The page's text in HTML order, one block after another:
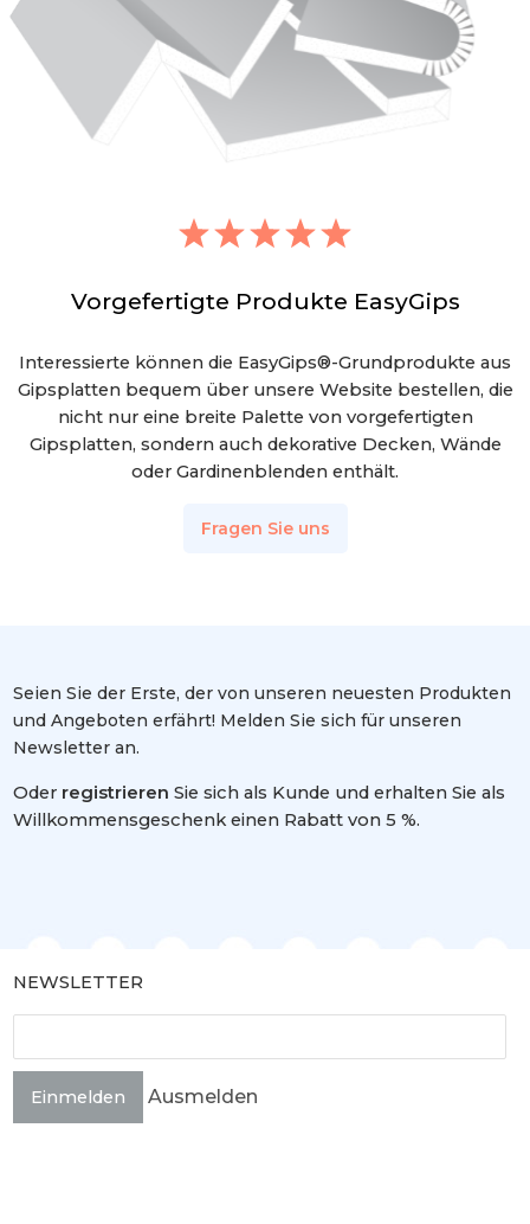
Vorgefertigte Produkte EasyGips
Interessierte können die EasyGips®-Grundprodukte aus
Gipsplatten bequem über unsere Website bestellen, die
nicht nur eine breite Palette von vorgefertigten
Gipsplatten, sondern auch dekorative Decken, Wände
oder Gardinenblenden enthält.
Fragen Sie uns
Seien Sie der Erste, der von unseren neuesten Produkten
und Angeboten erfährt! Melden Sie sich für unseren
Newsletter an.
Oder registrieren Sie sich als Kunde und erhalten Sie als
Willkommensgeschenk einen Rabatt von 5 %.
NEWSLETTER
Einmelden Ausmelden